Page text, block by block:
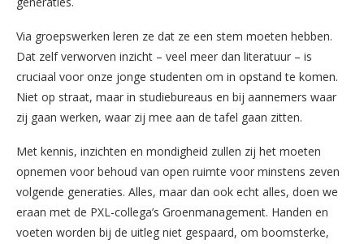
Via groepswerken leren ze dat ze een stem moeten hebben.
Dat zelf verworven inzicht – veel meer dan literatuur – is
cruciaal voor onze jonge studenten om in opstand te komen.
Niet op straat, maar in studiebureaus en bij aannemers waar
zij gaan werken, waar zij mee aan de tafel gaan zitten.
Met kennis, inzichten en mondigheid zullen zij het moeten
opnemen voor behoud van open ruimte voor minstens zeven
volgende generaties. Alles, maar dan ook echt alles, doen we
eraan met de PXL-collega’s Groenmanagement. Handen en
voeten worden bij de uitleg niet gespaard, om boomsterke,